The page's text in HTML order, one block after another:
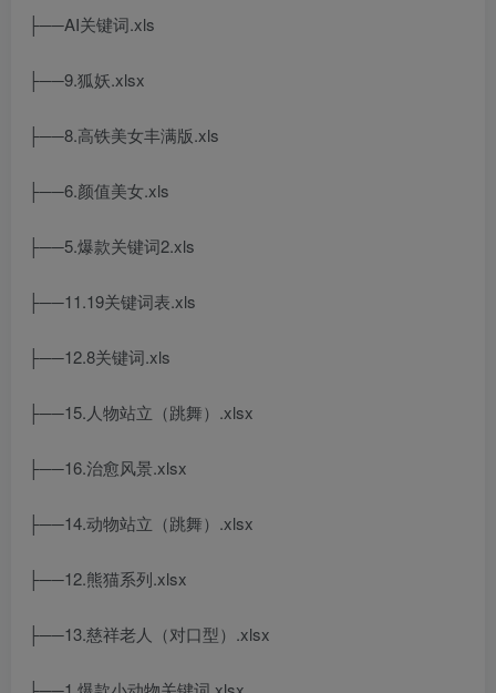
├──AI关键词.xls
├──9.狐妖.xlsx
├──8.高铁美女丰满版.xls
├──6.颜值美女.xls
├──5.爆款关键词2.xls
├──11.19关键词表.xls
├──12.8关键词.xls
├──15.人物站立（跳舞）.xlsx
├──16.治愈风景.xlsx
├──14.动物站立（跳舞）.xlsx
├──12.熊猫系列.xlsx
├──13.慈祥老人（对口型）.xlsx